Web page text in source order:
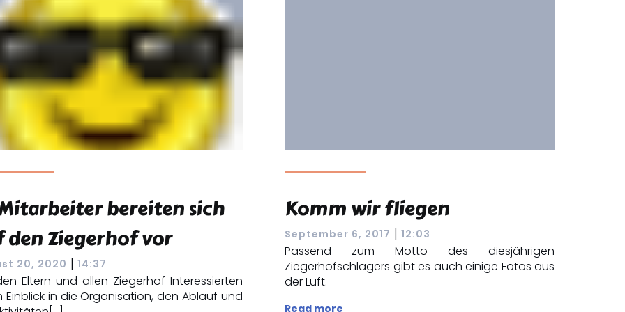
bereiten sich
den Ziegerhof vor
20, 2020 | 14:37
Eltern und allen Ziegerhof Interessierten
Einblick in die Organisation, den Ablauf und
Komm wir fliegen
September 6, 2017 | 12:03
Passend zum Motto des diesjährigen
Ziegerhofschlagers gibt es auch einige Fotos aus
der Luft.
Read more